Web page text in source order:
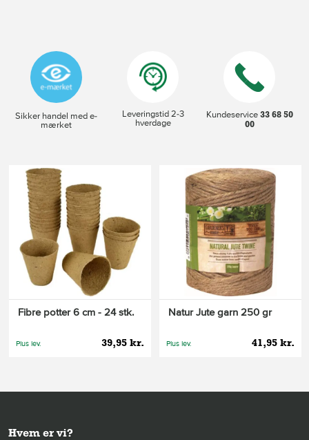
Sikker handel med e-
mærket
Leveringstid 2-3
hverdage
Kundeservice33 68 50
00
Fibre potter 6 cm - 24 stk.
39,95 kr.
Plus lev.
Natur Jute garn 250 gr
41,95 kr.
Plus lev.
Hvem er vi?